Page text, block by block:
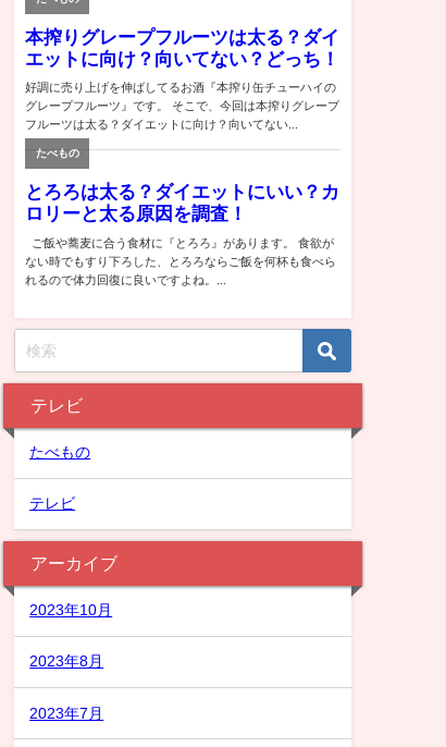
テレビ
たべもの
テレビ
アーカイブ
2023年10月
2023年8月
2023年7月